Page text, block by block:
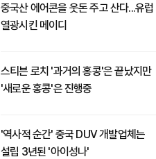
중국산 에어콘을 웃돈 주고 산다...유럽
열광시킨 메이디
스티븐 로치 '과거의 홍콩'은 끝났지만
'새로운 홍콩'은 진행중
'역사적 순간' 중국 DUV 개발업체는
설립 3년된 '아이성나'